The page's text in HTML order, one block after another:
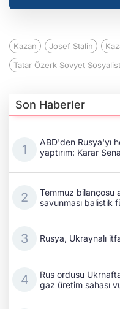
Kazan Josef Stalin
Tatar Özerk Sovyet
Son Haberler
ABD'den Rusya'yı
yaptırım: Karar
Temmuz bilançosu
savunması balistik
Rusya, Ukraynalı
Rus ordusu
gaz üretim sahası